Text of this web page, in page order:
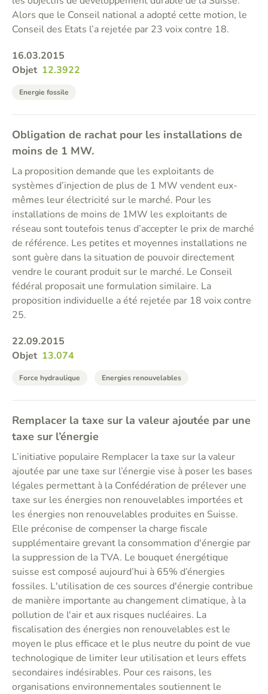
Alors que le Conseil national a adopté cette motion, le
Conseil des Etats l’a rejetée par 23 voix contre 18.
16.03.2015
Objet 12.3922
Energie fossile
Obligation de rachat pour les installations de
moins de 1 MW.
La proposition demande que les exploitants de
systèmes d’injection de plus de 1 MW vendent eux-
mêmes leur électricité sur le marché. Pour les
installations de moins de 1MW les exploitants de
réseau sont toutefois tenus d’accepter le prix de marché
de référence. Les petites et moyennes installations ne
sont guère dans la situation de pouvoir directement
vendre le courant produit sur le marché. Le Conseil
fédéral proposait une formulation similaire. La
proposition individuelle a été rejetée par 18 voix contre
25.
22.09.2015
Objet 13.074
Force hydraulique Energies renouvelables
Remplacer la taxe sur la valeur ajoutée par une
taxe sur l’énergie
L’initiative populaire Remplacer la taxe sur la valeur
ajoutée par une taxe sur l’énergie vise à poser les bases
légales permettant à la Confédération de prélever une
taxe sur les énergies non renouvelables importées et
les énergies non renouvelables produites en Suisse.
Elle préconise de compenser la charge fiscale
supplémentaire grevant la consommation d'énergie par
la suppression de la TVA. Le bouquet énergétique
suisse est composé aujourd’hui à 65% d’énergies
fossiles. L'utilisation de ces sources d'énergie contribue
de manière importante au changement climatique, à la
pollution de l'air et aux risques nucléaires. La
fiscalisation des énergies non renouvelables est le
moyen le plus efficace et le plus neutre du point de vue
technologique de limiter leur utilisation et leurs effets
secondaires indésirables. Pour ces raisons, les
organisations environnementales soutiennent le